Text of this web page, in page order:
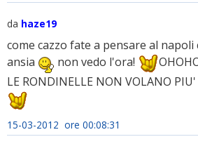
da haze19
come cazzo fate a pensare al
ansia
non vedo l'ora!
LE RONDINELLE NON VOLANO PIU'
15-03-2012 ore 00:08:31